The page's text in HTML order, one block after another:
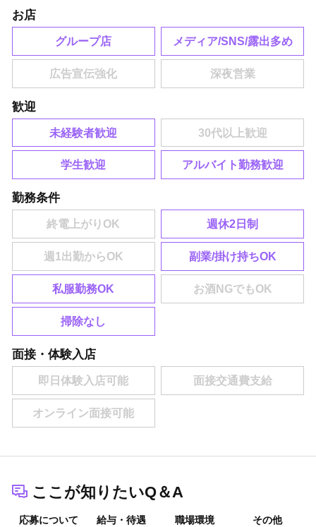
お店
グループ店 メディア/SNS/露出多め
歓迎
未経験者歓迎
学生歓迎 アルバイト勤務歓迎
勤務条件
週休2日制
副業/掛け持ちOK
私服勤務OK
掃除なし
面接・体験入店
ここが知りたいQ＆A
応募について 給与・待遇 職場環境 その他